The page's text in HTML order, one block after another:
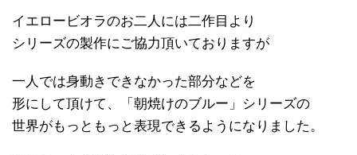
イエロービオラのお二人には二作目より
シリーズの製作にご協力頂いておりますが
一人では身動きできなかった部分などを
形にして頂けて、「朝焼けのブルー」シリーズの
世界がもっともっと表現できるようになりました。